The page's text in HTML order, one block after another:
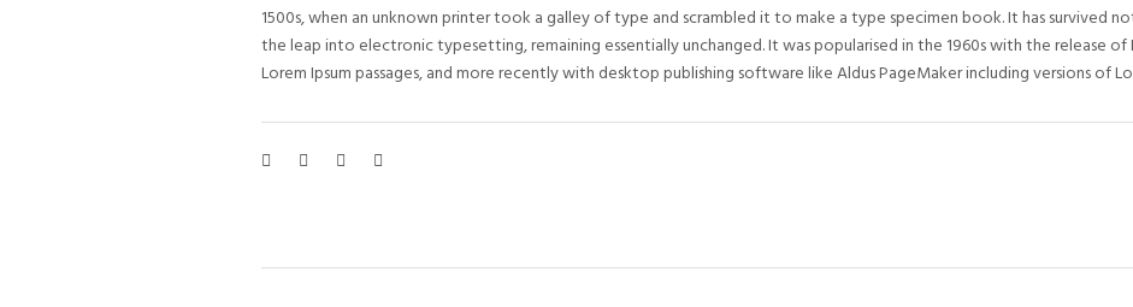
1500s, when an unknown printer took a galley of type and scrambled it to make a type specimen book. It has survived
the leap into electronic typesetting, remaining essentially unchanged. It was popularised in the 1960s with the release
Lorem Ipsum passages, and more recently with desktop publishing software like Aldus PageMaker including versions of
cookies,
algunas
funcionalidades
de la web.
intereses y